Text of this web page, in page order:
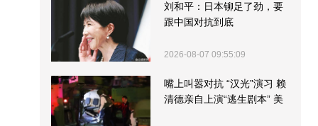
刘和平：日本铆足了劲，要
跟中国对抗到底
2026-08-07 09:55:09
嘴上叫嚣对抗 “汉光”演习 赖
清德亲自上演“逃生剧本” 美